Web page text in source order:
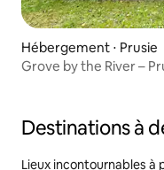
Hébergement ⋅ Prusie
Grove by the River –
Destinations à
Lieux incontournables à